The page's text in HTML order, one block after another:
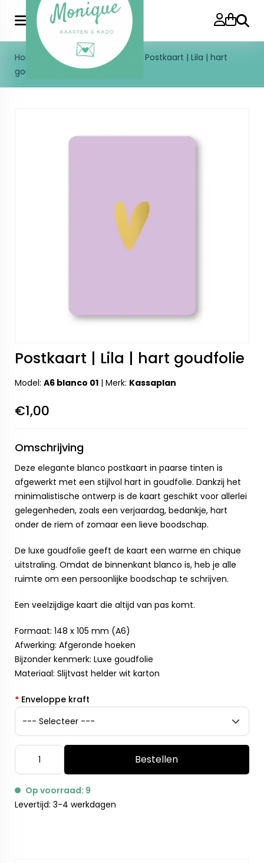
Home Enkele kaart Blanco
Postkaart | Lila | hart
goudfolie
Postkaart | Lila | hart goudfolie
Model: A6 blanco 01 | Merk: Kassaplan
€1,00
Omschrijving
Deze elegante blanco postkaart in paarse tinten is
afgewerkt met een stijlvol hart in goudfolie. Dankzij het
minimalistische ontwerp is de kaart geschikt voor allerlei
gelegenheden, zoals een verjaardag, bedankje, hart
onder de riem of zomaar een lieve boodschap.
De luxe goudfolie geeft de kaart een warme en chique
uitstraling. Omdat de binnenkant blanco is, heb je alle
ruimte om een persoonlijke boodschap te schrijven.
Een veelzijdige kaart die altijd van pas komt.
Formaat: 148 x 105 mm (A6)
Afwerking: Afgeronde hoeken
Bijzonder kenmerk: Luxe goudfolie
Materiaal: Slijtvast helder wit karton
* Enveloppe kraft
Bestellen
Op voorraad: 9
Levertijd: 3-4 werkdagen